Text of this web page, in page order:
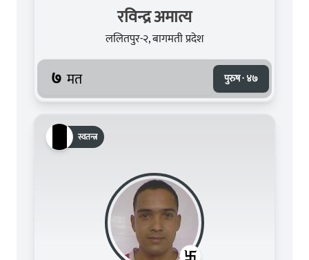
रविन्द्र अमात्य
ललितपुर-२, बागमती प्रदेश
७ मत पुरुष · ४७
स्वतन्त्र